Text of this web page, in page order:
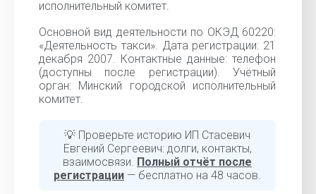
исполнительный комитет.
Основной вид деятельности по ОКЭД 60220:
«Деятельность такси». Дата регистрации: 21
декабря 2007. Контактные данные: телефон
(доступны после регистрации). Учётный
орган: Минский городской исполнительный
комитет.
💡 Проверьте историю ИП Стасевич
Евгений Сергеевич: долги, контакты,
взаимосвязи. Полный отчёт после
регистрации — бесплатно на 48 часов.